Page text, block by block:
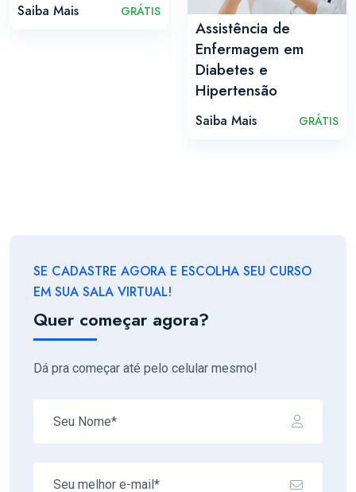
Saiba Mais GRÁTIS
Assistência de
Enfermagem em
Diabetes e
Hipertensão
Saiba Mais GRÁTIS
SE CADASTRE AGORA E ESCOLHA SEU CURSO
EM SUA SALA VIRTUAL!
Quer começar agora?
Dá pra começar até pelo celular mesmo!